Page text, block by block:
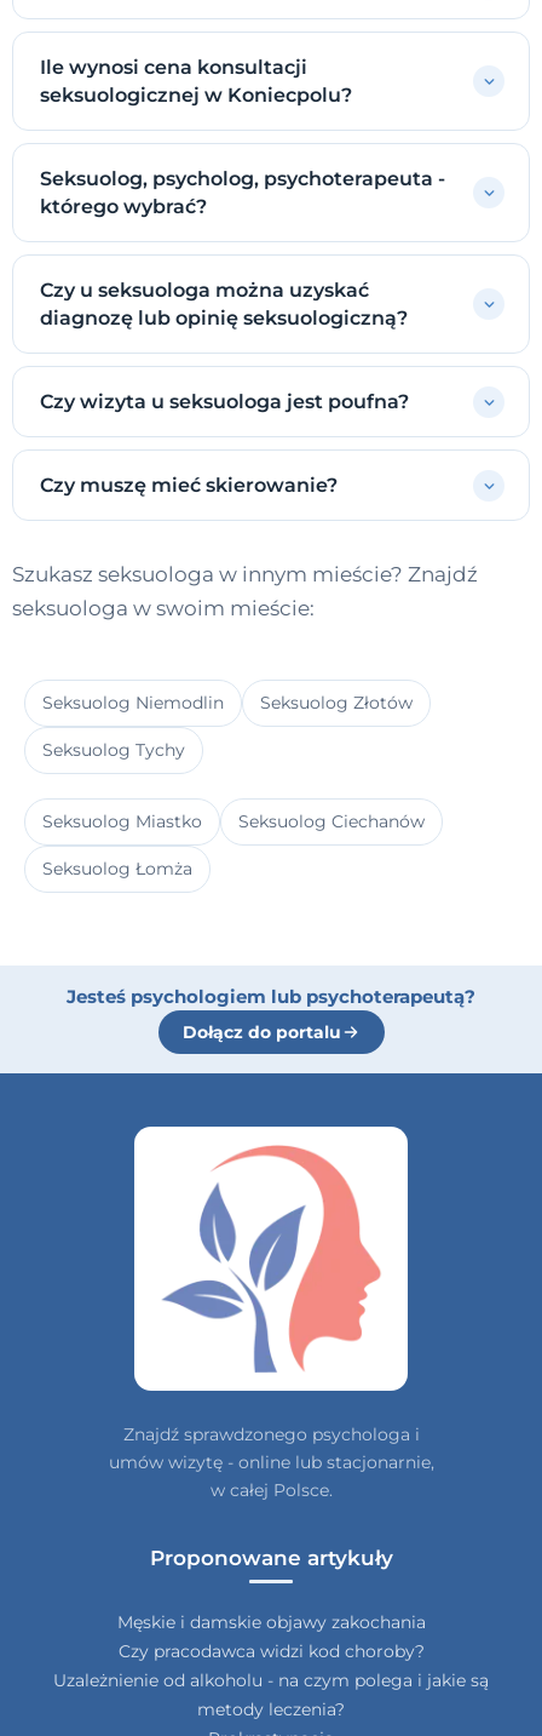
Ile wynosi cena konsultacji
seksuologicznej w Koniecpolu?
Seksuolog, psycholog, psychoterapeuta -
którego wybrać?
Czy u seksuologa można uzyskać
diagnozę lub opinię seksuologiczną?
Czy wizyta u seksuologa jest poufna?
Czy muszę mieć skierowanie?
Szukasz seksuologa w innym mieście? Znajdź
seksuologa w swoim mieście:
Seksuolog Niemodlin Seksuolog Złotów
Seksuolog Tychy
Seksuolog Miastko Seksuolog Ciechanów
Seksuolog Łomża
Jesteś psychologiem lub psychoterapeutą?
Dołącz do portalu
Znajdź sprawdzonego psychologa i
umów wizytę - online lub stacjonarnie,
w całej Polsce.
Proponowane artykuły
Męskie i damskie objawy zakochania
Czy pracodawca widzi kod choroby?
Uzależnienie od alkoholu - na czym polega i jakie są
metody leczenia?